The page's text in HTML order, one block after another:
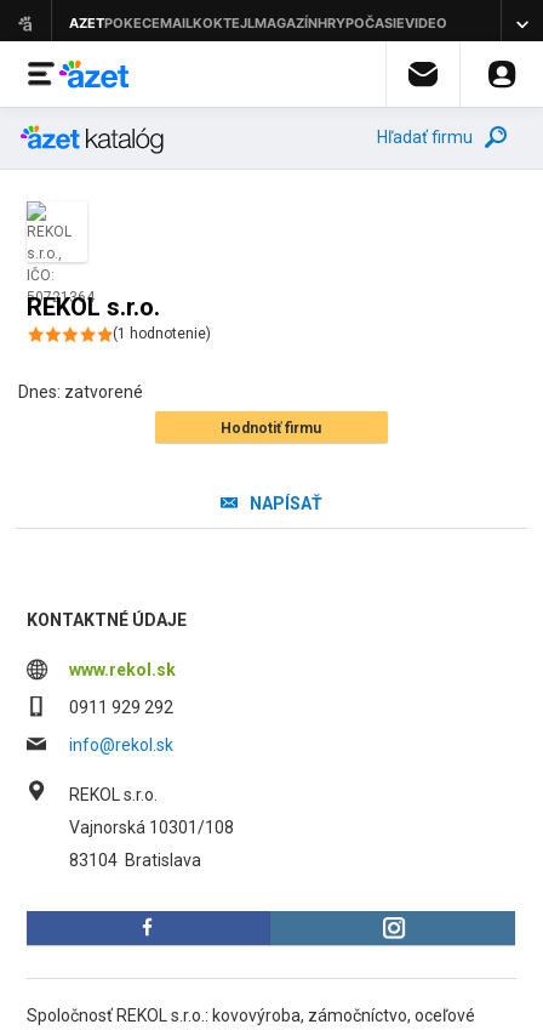
Hľadať firmu
REKOL s.r.o.
(1 hodnotenie)
Dnes: zatvorené
Hodnotiť firmu
NAPÍSAŤ
KONTAKTNÉ ÚDAJE
www.rekol.sk
0911 929 292
info@rekol.sk
REKOL s.r.o.
Vajnorská 10301/108
83104 Bratislava
Spoločnosť REKOL s.r.o.: kovovýroba, zámočníctvo, oceľové